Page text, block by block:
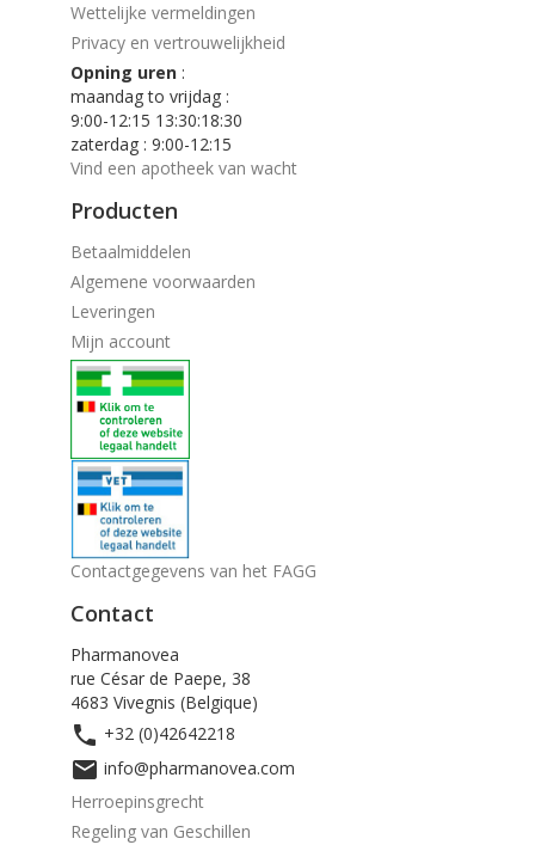
Wettelijke vermeldingen
Privacy en vertrouwelijkheid
Opning uren :
maandag to vrijdag :
9:00-12:15 13:30:18:30
zaterdag : 9:00-12:15
Vind een apotheek van wacht
Producten
Betaalmiddelen
Algemene voorwaarden
Leveringen
Mijn account
Contactgegevens van het FAGG
Contact
Pharmanovea
rue César de Paepe, 38
4683 Vivegnis (Belgique)
 +32 (0)42642218
 info@pharmanovea.com
Herroepinsgrecht
Regeling van Geschillen